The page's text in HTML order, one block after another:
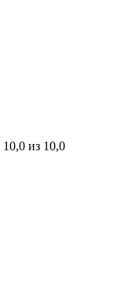
10,0 из 10,0